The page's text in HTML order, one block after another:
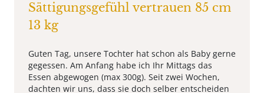
Sättigungsgefühl vertrauen 85 cm
13 kg
Guten Tag, unsere Tochter hat schon als Baby gerne
gegessen. Am Anfang habe ich Ihr Mittags das
Essen abgewogen (max 300g). Seit zwei Wochen,
dachten wir uns, dass sie doch selber entscheiden